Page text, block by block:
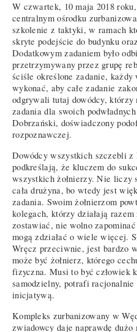
W czwartek, 10 maja 2018
centralnym ośrodku
szkolenie z taktyki, w ramach
skryte podejście do budynku
Dodatkowym zadaniem było
przetrzymywany przez grupę
ściśle określone zadanie,
wykonać, aby całe zadanie
odgrywali tutaj dowódcy, którzy
zadania dla swoich
Dobrzański, doświadczony
rozpoznawczej.
Dowódcy wszystkich szczebli z
podkreślają, że kluczem do
wszystkich żołnierzy. Nie liczy
cała drużyna, bo wtedy jest
zadania. Swoim żołnierzom
kolegach, którzy działają
zostawiać, nie wolno
mogą zdziałać o wiele więcej.
Wręcz przeciwnie, jest bardzo
może być żołnierz, którego
fizyczna. Musi to być człowiek
samodzielny, potrafi
inicjatywą.
Kompleks zurbanizowany w
zwiadowcy daje naprawdę